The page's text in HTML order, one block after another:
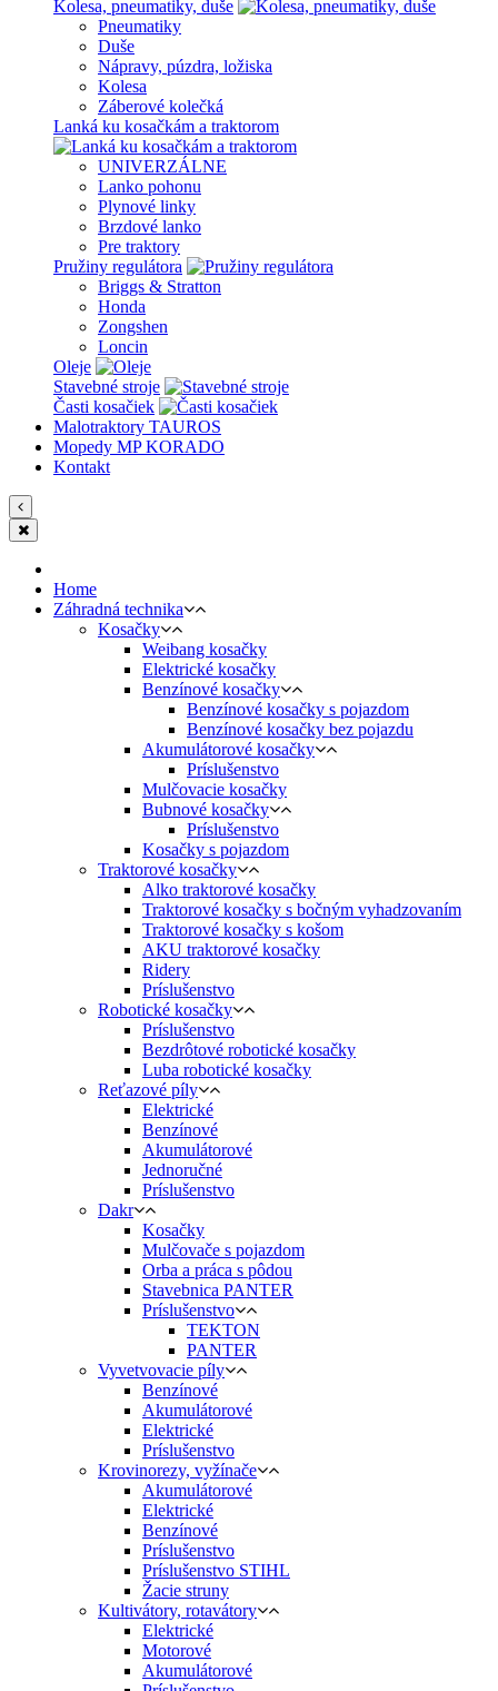
Kolesa, pneumatiky, duše
Pneumatiky
Duše
Nápravy, púzdra, ložiska
Kolesa
Záberové kolečká
Lanká ku kosačkám a traktorom
UNIVERZÁLNE
Lanko pohonu
Plynové linky
Brzdové lanko
Pre traktory
Pružiny regulátora
Briggs & Stratton
Honda
Zongshen
Loncin
Oleje
Stavebné stroje
Časti kosačiek
Malotraktory TAUROS
Mopedy MP KORADO
Kontakt
Home
Záhradná technika
Kosačky
Weibang kosačky
Elektrické kosačky
Benzínové kosačky
Benzínové kosačky s pojazdom
Benzínové kosačky bez pojazdu
Akumulátorové kosačky
Príslušenstvo
Mulčovacie kosačky
Bubnové kosačky
Príslušenstvo
Kosačky s pojazdom
Traktorové kosačky
Alko traktorové kosačky
Traktorové kosačky s bočným vyhadzovaním
Traktorové kosačky s košom
AKU traktorové kosačky
Ridery
Príslušenstvo
Robotické kosačky
Príslušenstvo
Bezdrôtové robotické kosačky
Luba robotické kosačky
Reťazové píly
Elektrické
Benzínové
Akumulátorové
Jednoručné
Príslušenstvo
Dakr
Kosačky
Mulčovače s pojazdom
Orba a práca s pôdou
Stavebnica PANTER
Príslušenstvo
TEKTON
PANTER
Vyvetvovacie píly
Benzínové
Akumulátorové
Elektrické
Príslušenstvo
Krovinorezy, vyžínače
Akumulátorové
Elektrické
Benzínové
Príslušenstvo
Príslušenstvo STIHL
Žacie struny
Kultivátory, rotavátory
Elektrické
Motorové
Akumulátorové